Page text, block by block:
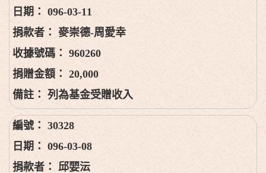
096-03-11
麥崇德-周愛幸
960260
20,000
列為基金受贈收入
30328
096-03-08
邱婯沄